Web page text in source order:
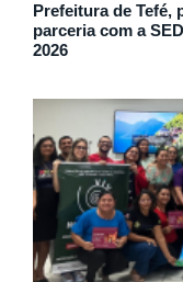
Prefeitura de Tefé,
parceria com a
2026